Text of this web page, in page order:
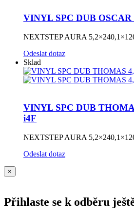
VINYL SPC DUB OSCAR
NEXTSTEP AURA
Odeslat dotaz
Sklad
VINYL SPC DUB
i4F
NEXTSTEP AURA
Odeslat dotaz
×
Přihlaste se k odběru